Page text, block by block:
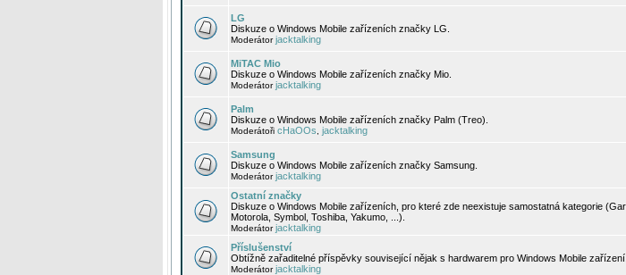
LG
Diskuze o Windows Mobile zařízeních značky LG.
Moderátorjacktalking
MiTAC Mio
Diskuze o Windows Mobile zařízeních značky Mio.
Moderátorjacktalking
Palm
Diskuze o Windows Mobile zařízeních značky Palm (Treo).
Moderátoři cHaOOs jacktalking
Samsung
Diskuze o Windows Mobile zařízeních značky Samsung.
Moderátorjacktalking
Ostatní značky
Diskuze o Windows Mobile zařízeních, pro které zde neexistuje samostatná kategorie
Motorola, Symbol, Toshiba, Yakumo, ...).
Moderátorjacktalking
Příslušenství
Obtížně zařaditelné příspěvky související nějak s hardwarem pro Windows Mobile zařízení.
Moderátorjacktalking